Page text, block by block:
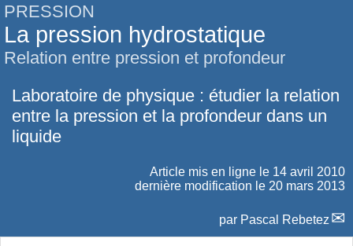
PRESSION
La pression hydrostatique
Relation entre pression et profondeur
Laboratoire de physique : étudier la relation
entre la pression et la profondeur dans un
liquide
Article mis en ligne le 14 avril 2010
dernière modification le 20 mars 2013
par Pascal Rebetez